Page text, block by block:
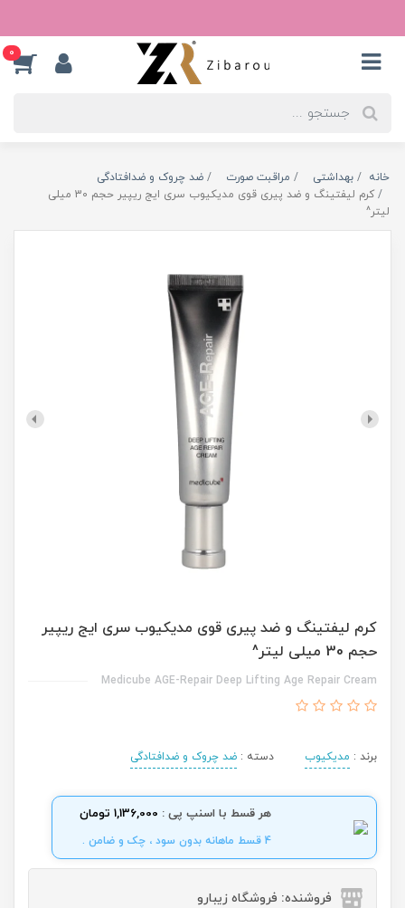
0
خانه بهداشتی مراقبت صورت
ضد چروک و ضدافتادگی
کرم لیفتینگ و ضد پیری قوی مدیکیوب سری ایج ریپیر حجم 30 میلی
لیتر^
کرم لیفتینگ و ضد پیری قوی مدیکیوب سری ایج ریپیر
حجم 30 میلی لیتر^
Medicube AGE-Repair Deep Lifting Age Repair Cream
برند : مدیکیوب دسته : ضد چروک و ضدافتادگی
هر قسط با اسنپ پی : 1,136,000 تومان
4 قسط ماهانه بدون سود ، چک و ضامن .
فروشنده: فروشگاه زیبارو